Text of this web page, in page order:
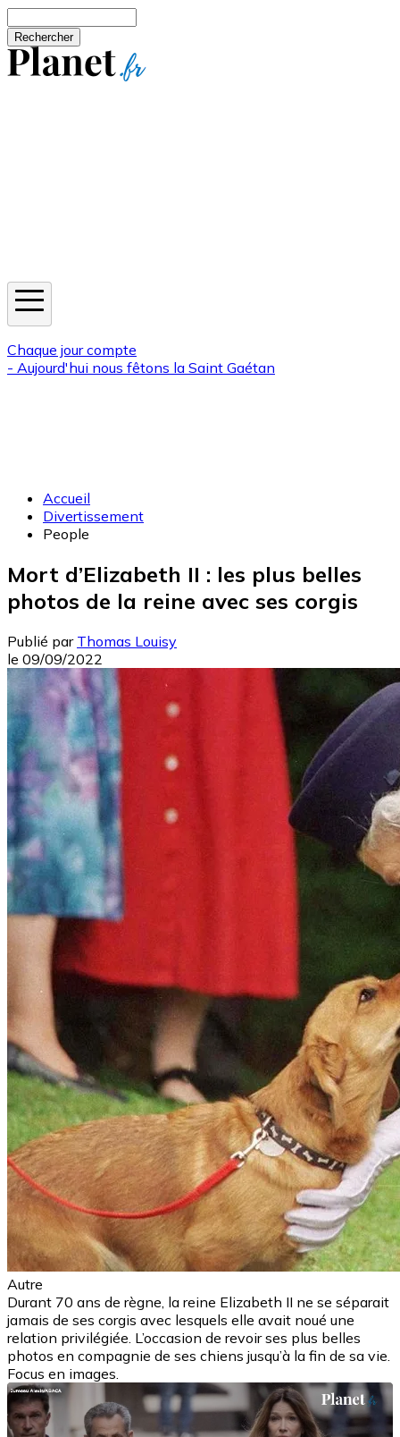
Chaque jour compte
- Aujourd'hui nous fêtons la Saint Gaétan
Accueil
Divertissement
People
Mort d’Elizabeth II : les plus belles
photos de la reine avec ses corgis
Publié par Thomas Louisy
le 09/09/2022
Autre
Durant 70 ans de règne, la reine Elizabeth II ne se séparait
jamais de ses corgis avec lesquels elle avait noué une
relation privilégiée. L’occasion de revoir ses plus belles
photos en compagnie de ses chiens jusqu’à la fin de sa vie.
Focus en images.